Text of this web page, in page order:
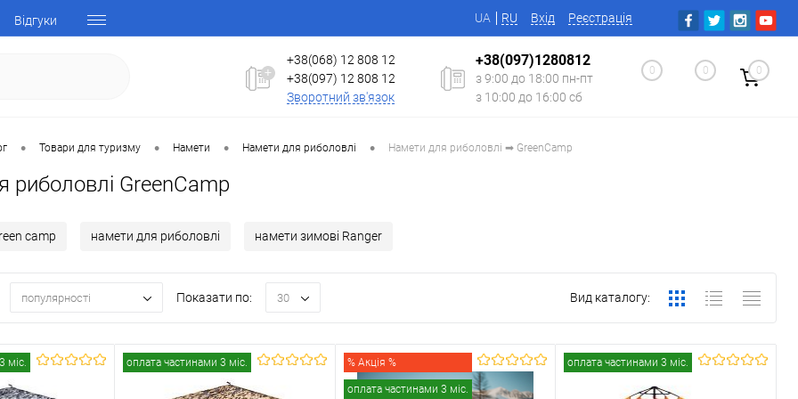
Відгуки UA RU Вхід Реєстрація
+38(068) 12 808 12
+38(097) 12 808 12
Зворотний зв'язок
+38(097)1280812
з 9:00 до 18:00 пн-пт
з 10:00 до 16:00 сб
0 0 0
• Товари для туризму • Намети • Намети для риболовлі • Намети для риболовлі ➡ GreenCamp
риболовлі GreenCamp
camp намети для риболовлі намети зимові Ranger
популярності Показати по: 30 Вид каталогу:
міс. оплата частинами 3 міс. % Акція %
оплата частинами 3 міс.
оплата частинами 3 міс.